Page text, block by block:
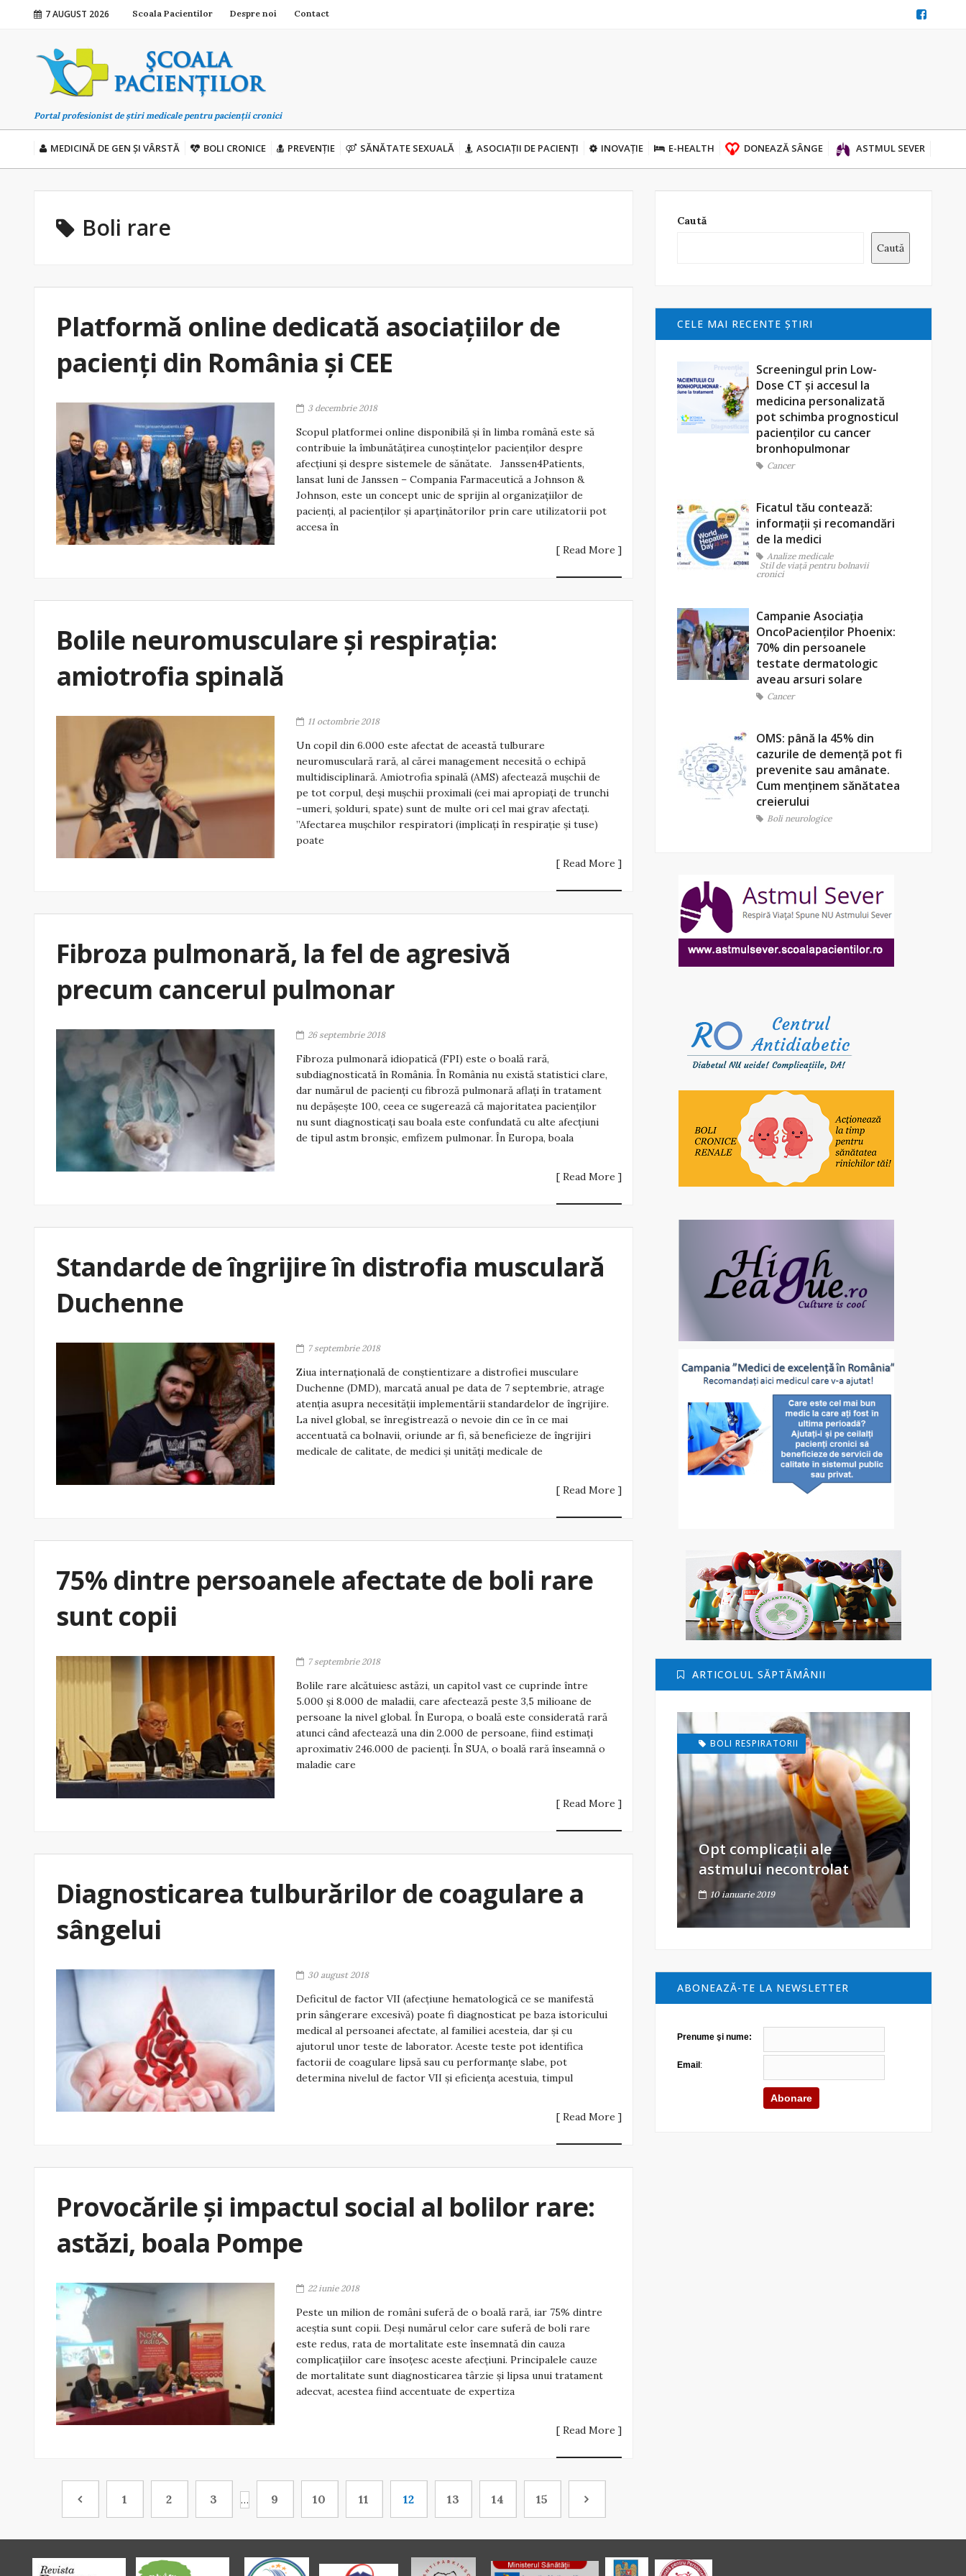
7 AUGUST 2026 Scoala Pacientilor Despre noi Contact
Portal profesionist de știri medicale pentru pacienții cronici
MEDICINĂ DE GEN ȘI VÂRSTĂ BOLI CRONICE PREVENȚIE SĂNĂTATE SEXUALĂ ASOCIAȚII DE PACIENȚI INOVAȚIE E-HEALTH DONEAZĂ SÂNGE ASTMUL SEVER
Boli rare
Platformă online dedicată asociațiilor de
pacienți din România și CEE
3 decembrie 2018
Scopul platformei online disponibilă şi în limba română este să
contribuie la îmbunătăţirea cunoştinţelor pacienţilor despre
afecţiuni şi despre sistemele de sănătate. Janssen4Patients,
lansat luni de Janssen – Compania Farmaceutică a Johnson &
Johnson, este un concept unic de sprijin al organizațiilor de
pacienți, al pacienților și aparținătorilor prin care utilizatorii pot
accesa în
[ Read More ]
Bolile neuromusculare și respirația:
amiotrofia spinală
11 octombrie 2018
Un copil din 6.000 este afectat de această tulburare
neuromusculară rară, al cărei management necesită o echipă
multidisciplinară. Amiotrofia spinală (AMS) afectează mușchii de
pe tot corpul, deși mușchii proximali (cei mai apropiați de trunchi
–umeri, șolduri, spate) sunt de multe ori cel mai grav afectați.
”Afectarea mușchilor respiratori (implicați în respiraţie şi tuse)
poate
[ Read More ]
Fibroza pulmonară, la fel de agresivă
precum cancerul pulmonar
26 septembrie 2018
Fibroza pulmonară idiopatică (FPI) este o boală rară,
subdiagnosticată în România. În România nu există statistici clare,
dar numărul de pacienți cu fibroză pulmonară aflați în tratament
nu depășește 100, ceea ce sugerează că majoritatea pacienților
nu sunt diagnosticați sau boala este confundată cu alte afecţiuni
de tipul astm bronşic, emfizem pulmonar. În Europa, boala
[ Read More ]
Standarde de îngrijire în distrofia musculară
Duchenne
7 septembrie 2018
Ziua internațională de conștientizare a distrofiei musculare
Duchenne (DMD), marcată anual pe data de 7 septembrie, atrage
atenția asupra necesității implementării standardelor de îngrijire.
La nivel global, se înregistrează o nevoie din ce în ce mai
accentuată ca bolnavii, oriunde ar fi, să beneficieze de îngrijiri
medicale de calitate, de medici și unități medicale de
[ Read More ]
75% dintre persoanele afectate de boli rare
sunt copii
7 septembrie 2018
Bolile rare alcătuiesc astăzi, un capitol vast ce cuprinde între
5.000 şi 8.000 de maladii, care afectează peste 3,5 milioane de
persoane la nivel global. În Europa, o boală este considerată rară
atunci când afectează una din 2.000 de persoane, fiind estimaţi
aproximativ 246.000 de pacienţi. În SUA, o boală rară înseamnă o
maladie care
[ Read More ]
Diagnosticarea tulburărilor de coagulare a
sângelui
30 august 2018
Deficitul de factor VII (afecțiune hematologică ce se manifestă
prin sângerare excesivă) poate fi diagnosticat pe baza istoricului
medical al persoanei afectate, al familiei acesteia, dar și cu
ajutorul unor teste de laborator. Aceste teste pot identifica
factorii de coagulare lipsă sau cu performanțe slabe, pot
determina nivelul de factor VII și eficiența acestuia, timpul
[ Read More ]
Provocările și impactul social al bolilor rare:
astăzi, boala Pompe
22 iunie 2018
Peste un milion de români suferă de o boală rară, iar 75% dintre
aceștia sunt copii. Deși numărul celor care suferă de boli rare
este redus, rata de mortalitate este însemnată din cauza
complicațiilor care însoțesc aceste afecțiuni. Principalele cauze
de mortalitate sunt diagnosticarea târzie și lipsa unui tratament
adecvat, acestea fiind accentuate de expertiza
[ Read More ]
1 2 3 … 9 10 11 12 13 14 15
Caută
Caută
CELE MAI RECENTE ŞTIRI
Screeningul prin Low-
Dose CT și accesul la
medicina personalizată
pot schimba prognosticul
pacienților cu cancer
bronhopulmonar
Cancer
Ficatul tău contează:
informații și recomandări
de la medici
Analize medicale
Stil de viaţă pentru bolnavii
cronici
Campanie Asociația
OncoPacienților Phoenix:
70% din persoanele
testate dermatologic
aveau arsuri solare
Cancer
OMS: până la 45% din
cazurile de demență pot fi
prevenite sau amânate.
Cum menținem sănătatea
creierului
Boli neurologice
ARTICOLUL SĂPTĂMÂNII
BOLI RESPIRATORII
Opt complicații ale
astmului necontrolat
10 ianuarie 2019
ABONEAZĂ-TE LA NEWSLETTER
Prenume şi nume:
Email: